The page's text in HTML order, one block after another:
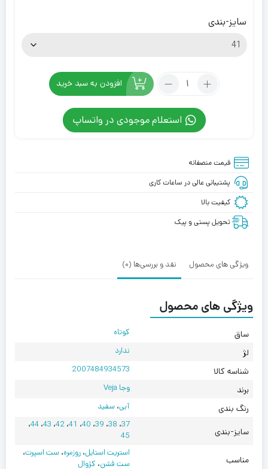
سایز-بندی
تعداد:
کژوال
وجا
کمپو
آبی
Veja
and
افزودن به سبد خرید
استعلام موجودی در واتساپ
قیمت منصفانه
پشتیبانی عالی در ساعات کاری
کیفیت بالا
تحویل پستی و پیک
ویژگی های محصول نقد و بررسی‌ها (0)
ویژگی های محصول
ساق کوتاه
لژ ندارد
شناسه کالا 2007484934573
برند وجا Veja
رنگ بندی آبی،سفید
سایز-بندی
37، 38، 39، 40، 41،42، 43،44،
45
مناسب
استریت استایل،روزمره،ست اسپرت،
ست فشن، کژوال